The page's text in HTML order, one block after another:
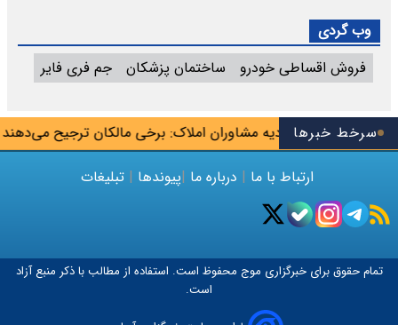
سرخط خبرهااتحادیه مشاوران املاک: برخی مالکان ترجیح می‌دهند
وب گردی
فروش اقساطی خودرو
ساختمان پزشکان جم فری فایر
ارتباط با ما | درباره ما |پیوندها | تبلیغات
تمام حقوق برای خبرگزاری موج محفوظ است. استفاده از مطالب با ذکر منبع آزاد
است.